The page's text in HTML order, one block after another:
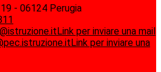
- 06124 Perugia
Link per inviare una mail
Link per inviare una